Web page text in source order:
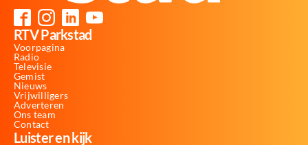
RTV Parkstad
Voorpagina
Radio
Televisie
Gemist
Nieuws
Vrijwilligers
Adverteren
Ons team
Contact
Luister en kijk